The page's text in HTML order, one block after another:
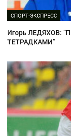
СПОРТ-ЭКСПРЕСС
Игорь ЛЕДЯХОВ:
ТЕТРАДКАМИ”